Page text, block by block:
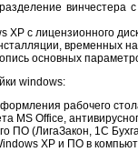
XP с лицензионного
временных
основных
windows:
рабочего
MS Office,
ПО (ЛигаЗакон, 1C
XP и ПО в